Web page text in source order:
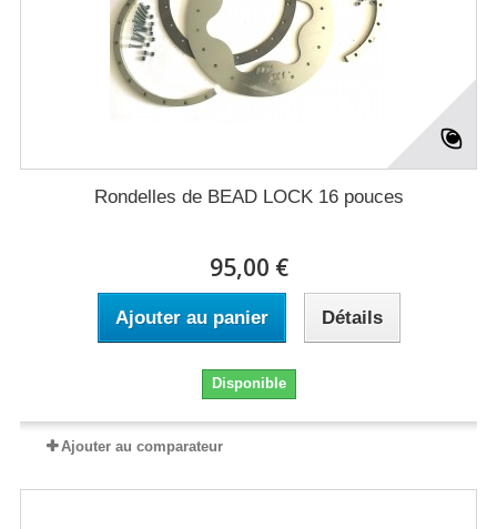
Rondelles de BEAD LOCK 16 pouces
95,00 €
Ajouter au panier Détails
Disponible
Ajouter au comparateur